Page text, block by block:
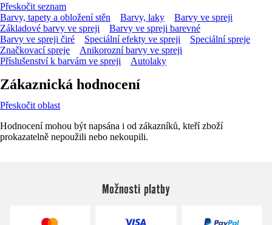
Přeskočit seznam
Barvy, tapety a obložení stěn
Barvy, laky
Barvy ve spreji
Základové barvy ve spreji
Barvy ve spreji barevné
Barvy ve spreji čiré
Speciální efekty ve spreji
Speciální spreje
Značkovací spreje
Anikorozní barvy ve spreji
Příslušenství k barvám ve spreji
Autolaky
Zákaznická hodnocení
Přeskočit oblast
Hodnocení mohou být napsána i od zákazníků, kteří zboží
prokazatelně nepoužili nebo nekoupili.
Možnosti platby